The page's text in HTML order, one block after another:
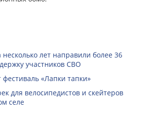
несколько лет направили более 36
участников СВО
«Лапки тапки»
для велосипедистов и скейтеров
селе